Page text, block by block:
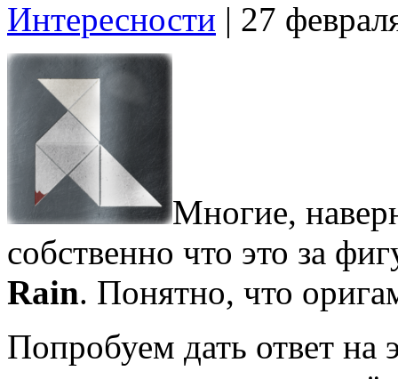
Интересности | 27
Многие,
собственно что это за
Rain. Понятно, что
Попробуем дать ответ на